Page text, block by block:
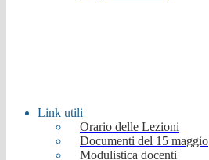
Link utili
Orario delle Lezioni
Documenti del 15 maggio
Modulistica docenti